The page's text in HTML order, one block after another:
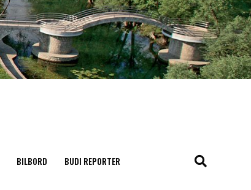
BILBORD BUDI REPORTER